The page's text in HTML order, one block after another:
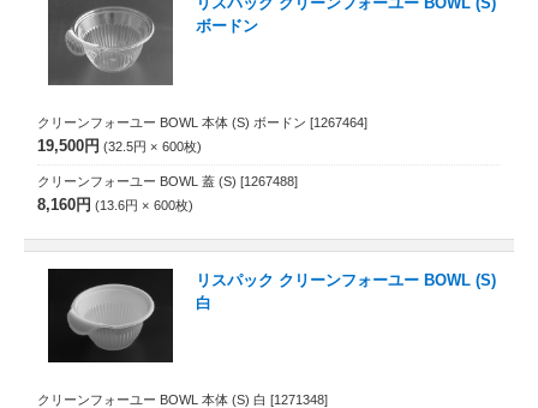
ボードン
クリーンフォーユー BOWL 本体 (S) ボードン [1267464]
19,500円 32.5円 600枚
クリーンフォーユー BOWL 蓋 (S) [1267488]
8,160円 13.6円 600枚
リスパック クリーンフォーユー BOWL (S)
白
クリーンフォーユー BOWL 本体 (S) 白 [1271348]